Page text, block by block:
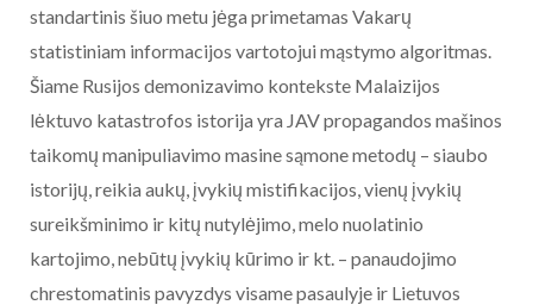
standartinis šiuo metu jėga primetamas Vakarų
statistiniam informacijos vartotojui mąstymo algoritmas.
Šiame Rusijos demonizavimo kontekste Malaizijos
lėktuvo katastrofos istorija yra JAV propagandos mašinos
taikomų manipuliavimo masine sąmone metodų – siaubo
istorijų, reikia aukų, įvykių mistifikacijos, vienų įvykių
sureikšminimo ir kitų nutylėjimo, melo nuolatinio
kartojimo, nebūtų įvykių kūrimo ir kt. – panaudojimo
chrestomatinis pavyzdys visame pasaulyje ir Lietuvos